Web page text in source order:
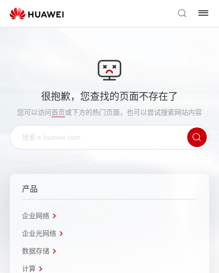
很抱歉，您查找的页面不存在了
您可以访问首页或下方的热门页面，也可以尝试搜索网站内容
产品
企业网络
企业光网络
数据存储
计算